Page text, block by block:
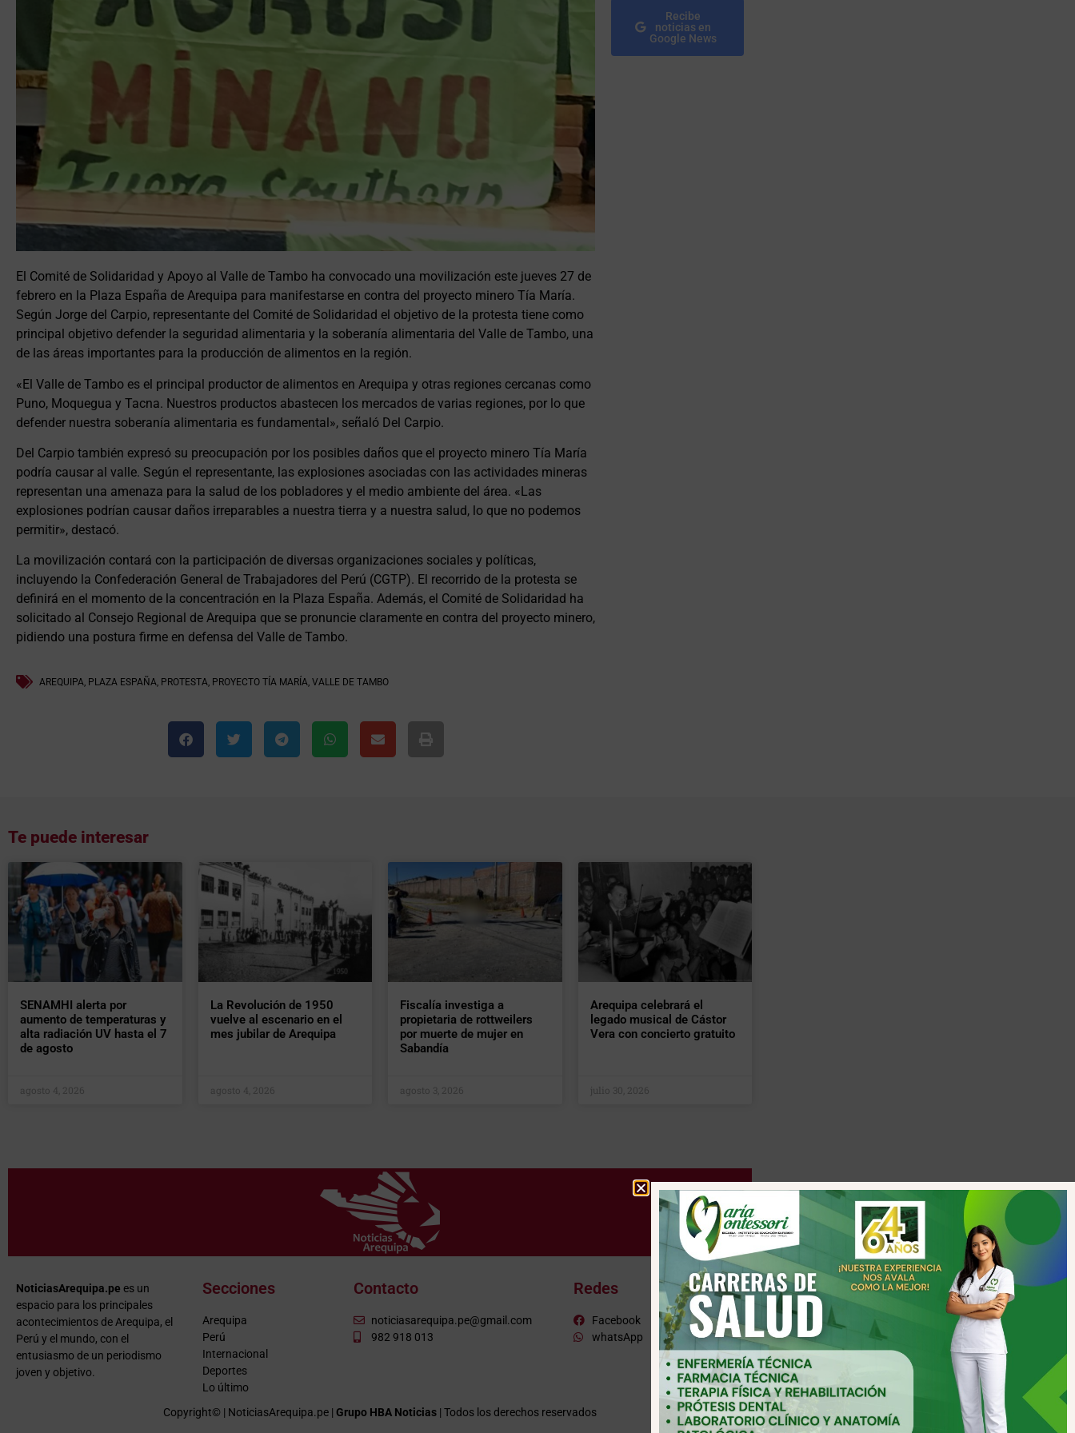
El Comité de Solidaridad y Apoyo al Valle de Tambo ha convocado una movilización este jueves 27 de
febrero en la Plaza España de Arequipa para manifestarse en contra del proyecto minero Tía María.
Según Jorge del Carpio, representante del Comité de Solidaridad el objetivo de la protesta tiene como
principal objetivo defender la seguridad alimentaria y la soberanía alimentaria del Valle de Tambo, una
de las áreas importantes para la producción de alimentos en la región.
«El Valle de Tambo es el principal productor de alimentos en Arequipa y otras regiones cercanas como
Puno, Moquegua y Tacna. Nuestros productos abastecen los mercados de varias regiones, por lo que
defender nuestra soberanía alimentaria es fundamental», señaló Del Carpio.
Del Carpio también expresó su preocupación por los posibles daños que el proyecto minero Tía María
podría causar al valle. Según el representante, las explosiones asociadas con las actividades mineras
representan una amenaza para la salud de los pobladores y el medio ambiente del área. «Las
explosiones podrían causar daños irreparables a nuestra tierra y a nuestra salud, lo que no podemos
permitir», destacó.
La movilización contará con la participación de diversas organizaciones sociales y políticas,
incluyendo la Confederación General de Trabajadores del Perú (CGTP). El recorrido de la protesta se
definirá en el momento de la concentración en la Plaza España. Además, el Comité de Solidaridad ha
solicitado al Consejo Regional de Arequipa que se pronuncie claramente en contra del proyecto minero,
pidiendo una postura firme en defensa del Valle de Tambo.
AREQUIPA PLAZA ESPAÑA PROTESTA PROYECTO TÍA MARÍA VALLE DE TAMBO
Recibe
noticias en
Google News
Te puede interesar
SENAMHI alerta por
aumento de temperaturas y
alta radiación UV hasta el 7
de agosto
agosto 4, 2026
La Revolución de 1950
vuelve al escenario en el
mes jubilar de Arequipa
agosto 4, 2026
Fiscalía investiga a
propietaria de rottweilers
por muerte de mujer en
Sabandía
agosto 3, 2026
Arequipa celebrará el
legado musical de Cástor
Vera con concierto gratuito
julio 30, 2026
NoticiasArequipa.pe es un
espacio para los principales
acontecimientos de Arequipa, el
Perú y el mundo, con el
entusiasmo de un periodismo
joven y objetivo.
Secciones
Arequipa
Perú
Internacional
Deportes
Lo último
Contacto
noticiasarequipa.pe@gmail.com
982 918 013
Redes
Facebook
whatsApp
Copyright© | NoticiasArequipa.pe | Grupo HBA Noticias | Todos los derechos reservados